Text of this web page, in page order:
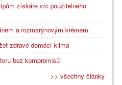
získáte víc použitelného
a rozmarýnovým krémem
zdravé domácí klima
bez kompromisů
>> všechny články